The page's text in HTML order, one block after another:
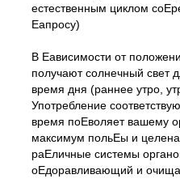
естественным циклом
Еапросу)
В Еависимости от
получают солнечный свет
время дня (раннее утро,
Употребление
время поЕволяет вашему
максимум польЕы и
раЕличные системы
оЕдоравливающий и